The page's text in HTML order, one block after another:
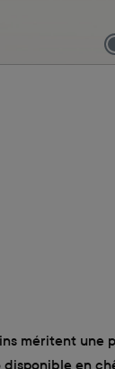
méritent
en